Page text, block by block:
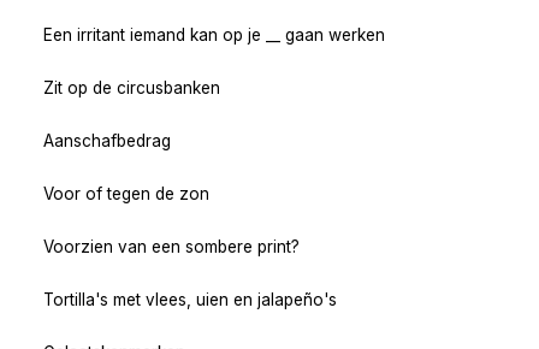
Een irritant iemand kan op je __ gaan werken
Zit op de circusbanken
Aanschafbedrag
Voor of tegen de zon
Voorzien van een sombere print?
Tortilla's met vlees, uien en jalapeño's